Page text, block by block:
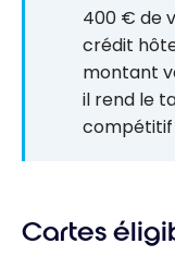
400 € de
crédit
montant
il rend le
compétitif
Cartes